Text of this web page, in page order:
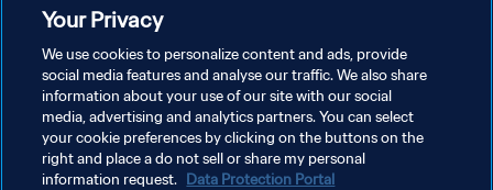
dezembro de 2023 às 21h (hora local).
POLÍTICA DE PRIVACIDADE
Your Privacy
We use cookies to personalize content and ads, provide
social media features and analyse our traffic. We also share
information about your use of our site with our social
media, advertising and analytics partners. You can select
your cookie preferences by clicking on the buttons on the
right and place a do not sell or share my personal
information request. Data Protection Portal